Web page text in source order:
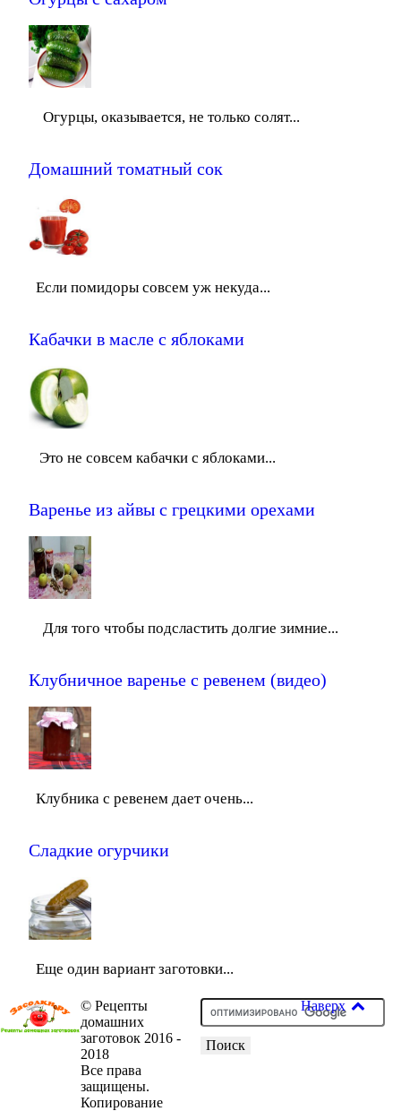
Огурцы, оказывается, не только солят...
Домашний томатный сок
Если помидоры совсем уж некуда...
Кабачки в масле с яблоками
Это не совсем кабачки с яблоками...
Варенье из айвы с грецкими орехами
Для того чтобы подсластить долгие зимние...
Клубничное варенье с ревенем (видео)
Клубника с ревенем дает очень...
Сладкие огурчики
Еще один вариант заготовки...
© Рецепты
домашних
заготовок 2016 -
2018
Все права
защищены.
Копирование
Наверх